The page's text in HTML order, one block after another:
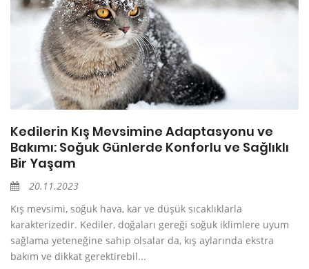
Kedilerin Kış Mevsimine Adaptasyonu ve
Bakımı: Soğuk Günlerde Konforlu ve Sağlıklı
Bir Yaşam
20.11.2023
Kış mevsimi, soğuk hava, kar ve düşük sıcaklıklarla
karakterizedir. Kediler, doğaları gereği soğuk iklimlere uyum
sağlama yeteneğine sahip olsalar da, kış aylarında ekstra
bakım ve dikkat gerektirebil...